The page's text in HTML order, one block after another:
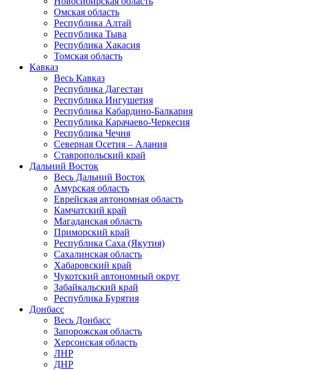
Омская область
Республика Алтай
Республика Тыва
Республика Хакасия
Томская область
Кавказ
Весь Кавказ
Республика Дагестан
Республика Ингушетия
Республика Кабардино-Балкария
Республика Карачаево-Черкесия
Республика Чечня
Северная Осетия – Алания
Ставропольский край
Дальний Восток
Весь Дальний Восток
Амурская область
Еврейская автономная область
Камчатский край
Магаданская область
Приморский край
Республика Саха (Якутия)
Сахалинская область
Хабаровский край
Чукотский автономный округ
Забайкальский край
Республика Бурятия
Донбасс
Весь Донбасс
Запорожская область
Херсонская область
ЛНР
ДНР